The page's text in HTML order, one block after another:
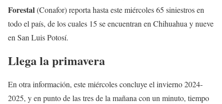
Forestal(Conafor) reporta hasta este miércoles 65 siniestros en
todo el país, de los cuales 15 se encuentran en Chihuahua y nueve
en San Luis Potosí.
Llega la primavera
En otra información, este miércoles concluye el invierno 2024-
2025, y en punto de las tres de la mañana con un minuto, tiempo